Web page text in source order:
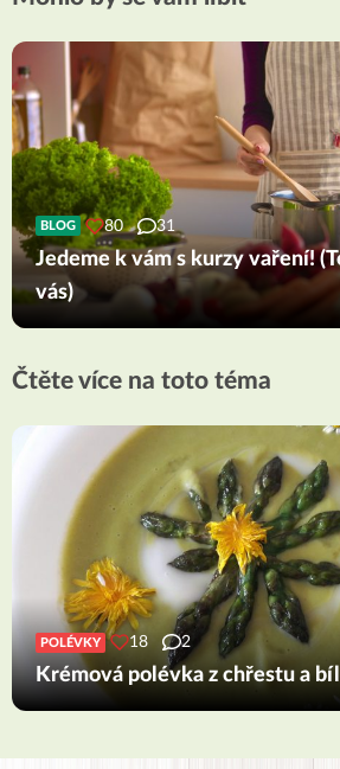
BLOG 80 31
Jedeme k vám s kurzy vaření!
vás)
Čtěte více na toto téma
POLÉVKY 18 2
Krémová polévka z chřestu a